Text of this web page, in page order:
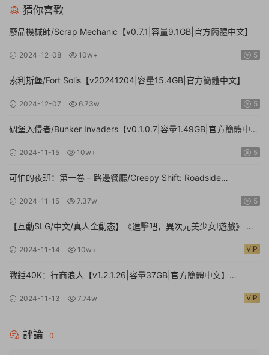
猜你喜歡
廢品機械師/Scrap Mechanic【v0.7.1|容量9.1GB|官方簡體中文】
2024-12-08 10w+ 5
索利斯堡/Fort Solis【v20241204|容量15.4GB|官方簡體中文】
2024-12-07 6.73w 5
碉堡入侵者/Bunker Invaders【v0.1.0.7|容量1.49GB|官方簡體中
2024-11-15 10w+ 5
可怕的夜班：第一卷 – 路邊餐廳/Creepy Shift: Roadside
2024-11-15 7.37w 5
【互動SLG/中文/真人全動态】《進擊吧，異次元美少女!遊戲》 官
2024-11-14 10w+ VIP
戰錘40K：行商浪人【v1.2.1.26|容量37GB|官方簡體中文】
2024-11-13 7.74w VIP
評論 0